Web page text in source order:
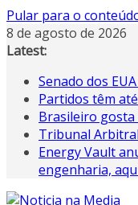
Pular para o
8 de agosto de 2026
Latest:
Senado dos
Partidos têm
Brasileiro gosta
Tribunal
Energy Vault
engenharia,